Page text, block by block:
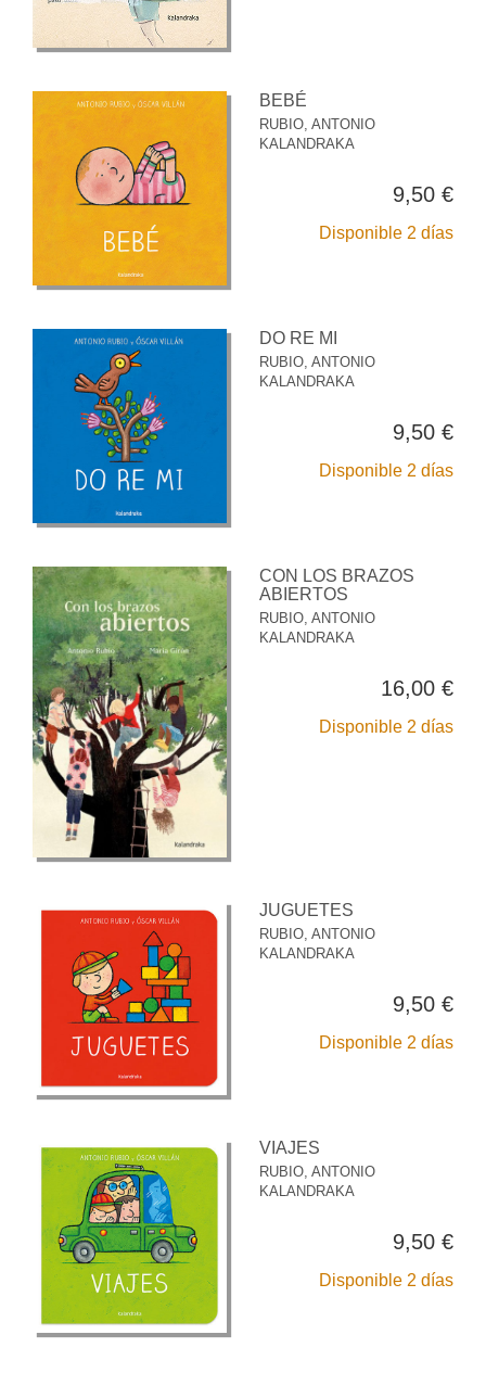
BEBÉ
RUBIO, ANTONIO
KALANDRAKA
9,50 €
Disponible 2 días
DO RE MI
RUBIO, ANTONIO
KALANDRAKA
9,50 €
Disponible 2 días
CON LOS BRAZOS
ABIERTOS
RUBIO, ANTONIO
KALANDRAKA
16,00 €
Disponible 2 días
JUGUETES
RUBIO, ANTONIO
KALANDRAKA
9,50 €
Disponible 2 días
VIAJES
RUBIO, ANTONIO
KALANDRAKA
9,50 €
Disponible 2 días